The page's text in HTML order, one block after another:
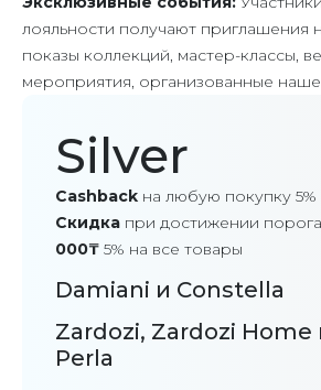
лояльности получают приглашения
показы коллекций, мастер-классы,
мероприятия, организованные
Silver
Cashback на любую покупку 5%
Скидка при достижении
000₸ 5% на все товары
Damiani и Constella
Zardozi, Zardozi Home
Perla